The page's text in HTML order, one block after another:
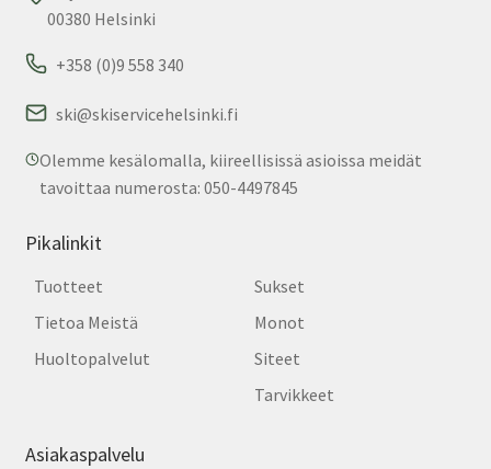
00380 Helsinki
+358 (0)9 558 340
ski@skiservicehelsinki.fi
Olemme kesälomalla, kiireellisissä asioissa meidät
tavoittaa numerosta: 050-4497845
Pikalinkit
Tuotteet
Tietoa Meistä
Huoltopalvelut
Sukset
Monot
Siteet
Tarvikkeet
Asiakaspalvelu